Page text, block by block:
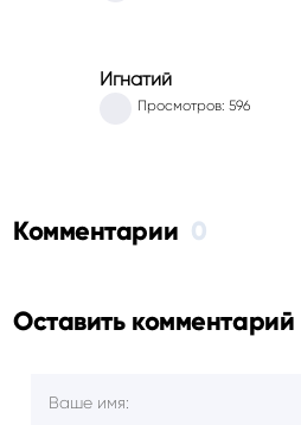
Игнатий
Просмотров: 596
Комментарии 0
Оставить комментарий